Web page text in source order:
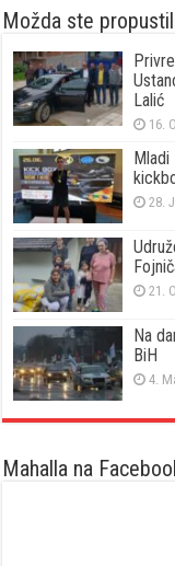
Možda ste
Lalić
16.
Mladi
28.
21.
Na
BiH
4.
Mahalla na